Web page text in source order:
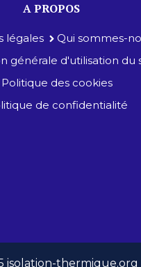
A PROPOS
légales
Qui sommes-
générale d'utilisation du
Politique des cookies
de confidentialité
isolation-thermique.org